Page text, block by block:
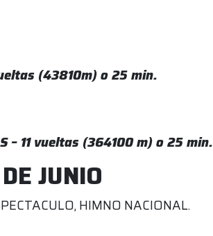
(43810m) o 25 min.
– 11 vueltas (364100 m) o 25 min.
JUNIO
HIMNO NACIONAL.